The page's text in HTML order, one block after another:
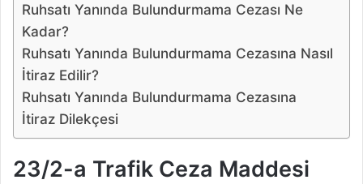
Ruhsatı Yanında Bulundurmama Cezası Ne
Kadar?
Ruhsatı Yanında Bulundurmama Cezasına Nasıl
İtiraz Edilir?
Ruhsatı Yanında Bulundurmama Cezasına
İtiraz Dilekçesi
23/2-a Trafik Ceza Maddesi